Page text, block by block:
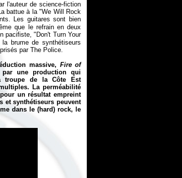
l'auteur de science-fiction
battue à la "We Will Rock
Les guitares sont bien
que le refrain en deux
pacifiste, "Don't Turn Your
brume de synthétiseurs
par The Police.
massive, Fire of
par une production qui
troupe de la Côte Est
La perméabilité
un résultat empreint
et synthétiseurs peuvent
dans le (hard) rock, le